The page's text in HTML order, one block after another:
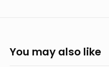
You may also like